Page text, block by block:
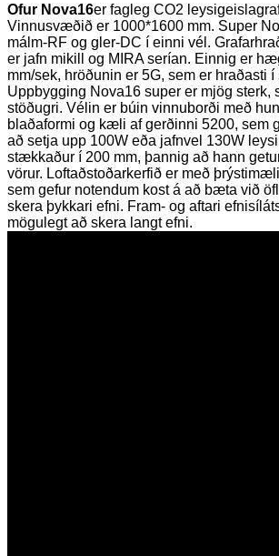
Ofur Nova16er fagleg CO2
Vinnusvæðið er 1000*1600 mm. Super
málm-RF og gler-DC í einni vél.
er jafn mikill og MIRA serían. Einnig er
mm/sek, hröðunin er 5G, sem er hraðasti í
Uppbygging Nova16 super er mjög sterk,
stöðugri. Vélin er búin vinnuborði með
blaðaformi og kæli af gerðinni 5200, sem
að setja upp 100W eða jafnvel 130W
stækkaður í 200 mm, þannig að hann
vörur. Loftaðstoðarkerfið er með
sem gefur notendum kost á að bæta við
skera þykkari efni. Fram- og aftari
mögulegt að skera langt efni.